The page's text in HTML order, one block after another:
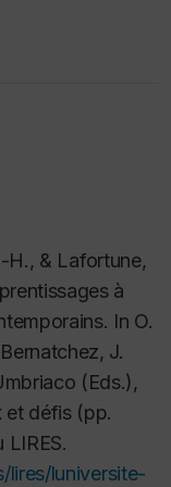
an academic
tool
rapport aux
enjeux
numériques
actuels, ce livre
vous interpellera.
Il vous offrira les
clés pour
comprendre et
H., & Lafortune,
à
In O.
J.
(Eds.),
et défis(pp.
luniversite-